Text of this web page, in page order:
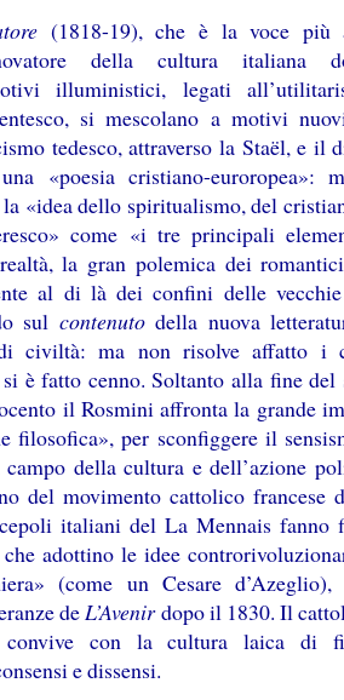
(1818-19), che è la voce più
della cultura italiana
illuministici, legati
si mescolano a motivi
tedesco, attraverso la Staël, e il
«poesia cristiano-euroropea»:
«idea dello spiritualismo, del
come «i tre principali
la gran polemica dei
al di là dei confini delle
sul contenutodella nuova
civiltà: ma non risolve affatto i
è fatto cenno. Soltanto alla fine del
il Rosmini affronta la grande
filosofica», per sconfiggere il
della cultura e dell’azione
del movimento cattolico francese
italiani del La Mennais fanno
adottino le idee
(come un Cesare
deL’Avenirdopo il 1830. Il
convive con la cultura laica di
e dissensi.